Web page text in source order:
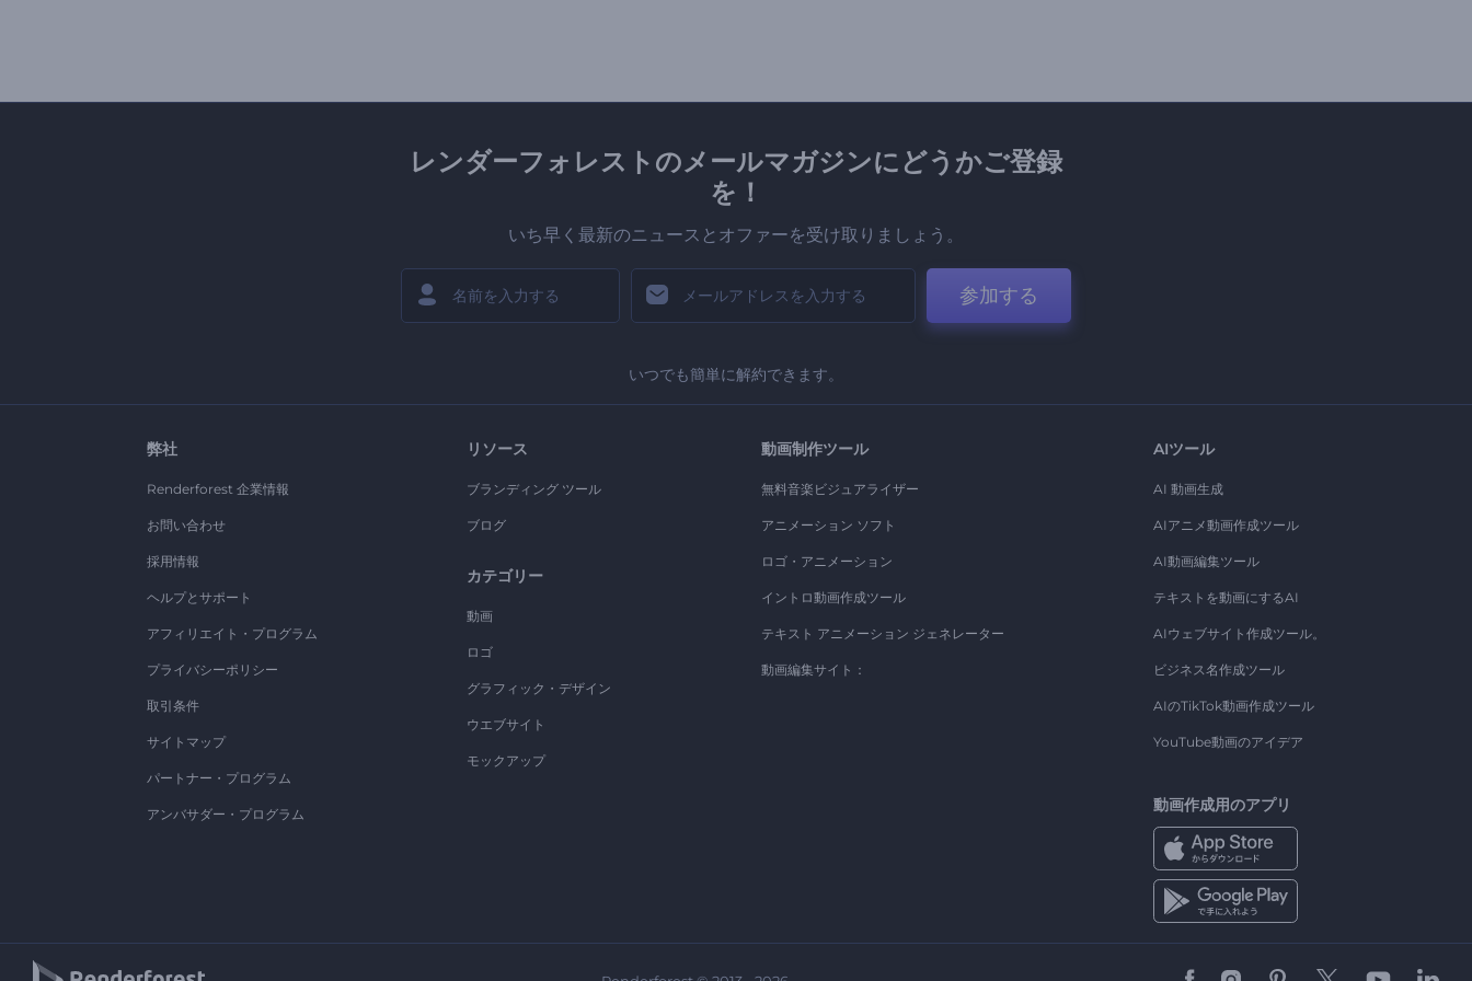
レンダーフォレストのメールマガジンにどうかご登録
を！
いち早く最新のニュースとオファーを受け取りましょう。
参加する
いつでも簡単に解約できます。
弊社
Renderforest 企業情報
お問い合わせ
採用情報
ヘルプとサポート
アフィリエイト・プログラム
プライバシーポリシー
取引条件
サイトマップ
パートナー・プログラム
アンバサダー・プログラム
リソース
ブランディング ツール
ブログ
カテゴリー
動画
ロゴ
グラフィック・デザイン
ウエブサイト
モックアップ
動画制作ツール
無料音楽ビジュアライザー
アニメーション ソフト
ロゴ・アニメーション
イントロ動画作成ツール
テキスト アニメーション ジェネレーター
動画編集サイト：
AIツール
AI 動画生成
AIアニメ動画作成ツール
AI動画編集ツール
テキストを動画にするAI
AIウェブサイト作成ツール。
ビジネス名作成ツール
AIのTikTok動画作成ツール
YouTube動画のアイデア
動画作成用のアプリ